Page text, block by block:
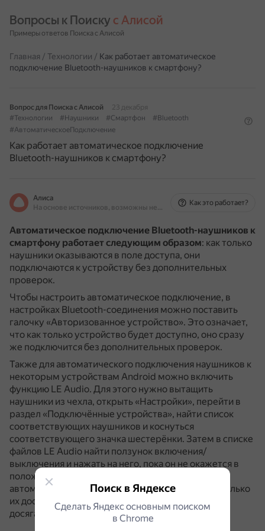
Вопросы к Поиску с Алисой
Примеры ответов Поиска с Алисой
Главная / Технологии / Как работает автоматическое
подключение Bluetooth-наушников к смартфону?
Вопрос для Поиска с Алисой
23 декабря
#Технологии
#Наушники #Смартфон
#Bluetooth
#АвтоматическоеПодключение
Как работает автоматическое подключение
Bluetooth-наушников к смартфону?
Алиса
На основе источников, возможны неточности
Как это работает?
Автоматическое подключение Bluetooth-наушников к
смартфону работает следующим образом: как только
наушники оказываются в поле доступа, они
подключаются к устройству без дополнительных
проверок.
Чтобы настроить автоматическое подключение, в
настройках Bluetooth-соединения можно поставить
галочку «Авторизованное устройство». Это означает,
что как только устройство будет доступно, оно сразу
же подключится без дополнительных проверок.
Также для автоматического подключения наушников к
некоторым устройствам Android можно включить
функцию LE Audio. Для этого нужно вытащить
наушники из чехла, открыть «Настройки», перейти в
раздел «Подключённые устройства», найти список
соответствующих наушников и коснуться
соответствующего значка шестерёнки. Затем в списке
файлов LE Audio найти ползунок включения/
выключения и нажать на него, пока он не окажется в
положении On.
автоматически подключаться к устройству, как только
их достанут из чехла и они окажутся в пределах
досягаемости телефона.
Поиск в Яндексе
Сделать Яндекс основным поиском
в Сhrome